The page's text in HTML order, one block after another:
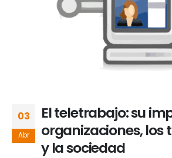
03
Abr
El teletrabajo: su
organizaciones, los
y la sociedad